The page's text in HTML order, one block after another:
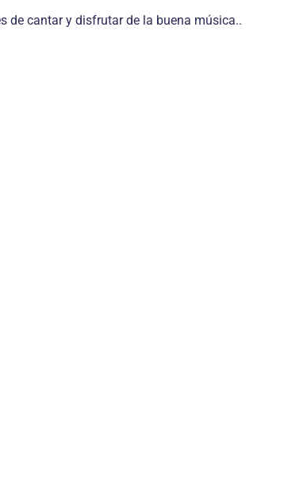
de cantar y disfrutar de la buena música..